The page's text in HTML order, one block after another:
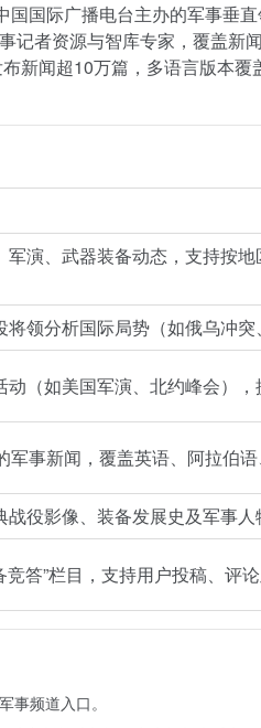
国际广播电台主办的军事垂
记者资源与智库专家，覆盖
新闻超10万篇，多语言版本
军演、武器装备动态，支持按
领分析国际局势（如俄乌冲
（如美国军演、北约峰会），
军事新闻，覆盖英语、阿拉伯
役影像、装备发展史及军事人
竞答”栏目，支持用户投稿、评
事频道入口。